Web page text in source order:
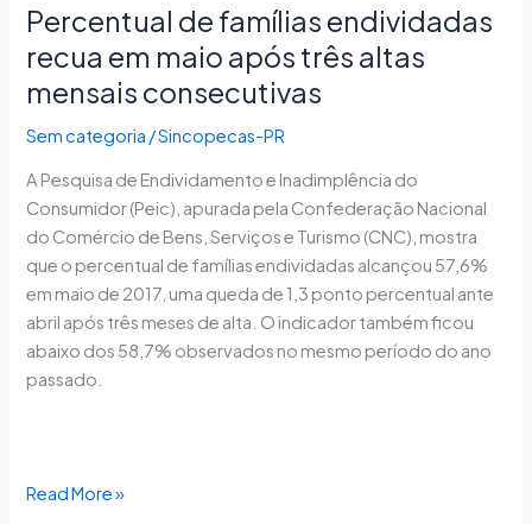
Percentual de famílias endividadas
recua em maio após três altas
mensais consecutivas
Sem categoria /Sincopecas-PR
A Pesquisa de Endividamento e Inadimplência do
Consumidor (Peic), apurada pela Confederação Nacional
do Comércio de Bens, Serviços e Turismo (CNC), mostra
que o percentual de famílias endividadas alcançou 57,6%
em maio de 2017, uma queda de 1,3 ponto percentual ante
abril após três meses de alta. O indicador também ficou
abaixo dos 58,7% observados no mesmo período do ano
passado.
Percentual
famílias
endividadas
recua
maio
após
três
altas
mensais
consecutivas
Read More »